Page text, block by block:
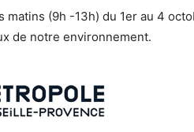
matins (9h -13h) du 1er au 4
de notre environnement.